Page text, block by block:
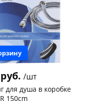
/шт
для душа в коробке
150cm